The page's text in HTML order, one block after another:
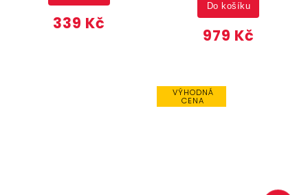
339 Kč
979 Kč
Do košíku
VÝHODNÁ
CENA